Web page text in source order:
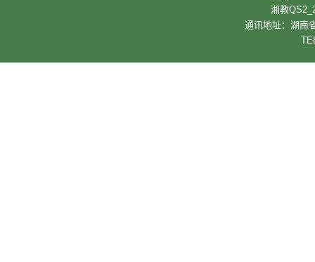
湘教
通讯地址：湖南